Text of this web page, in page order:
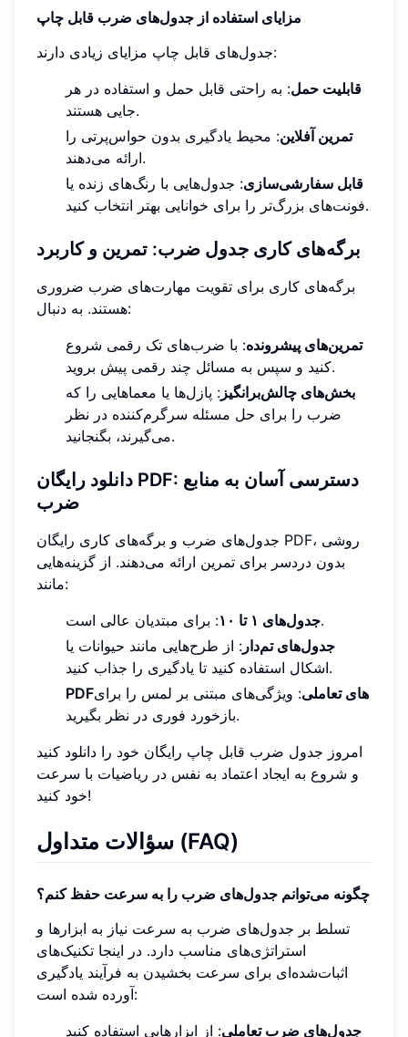
مزایای استفاده از جدول‌های ضرب قابل چاپ
جدول‌های قابل چاپ مزایای زیادی دارند:
قابلیت حمل: به راحتی قابل حمل و استفاده در هر
جایی هستند.
تمرین آفلاین: محیط یادگیری بدون حواس‌پرتی را
ارائه می‌دهند.
قابل سفارشی‌سازی: جدول‌هایی با رنگ‌های زنده یا
فونت‌های بزرگ‌تر را برای خوانایی بهتر انتخاب کنید.
برگه‌های کاری جدول ضرب: تمرین و کاربرد
برگه‌های کاری برای تقویت مهارت‌های ضرب ضروری
هستند. به دنبال:
تمرین‌های پیشرونده: با ضرب‌های تک رقمی شروع
کنید و سپس به مسائل چند رقمی پیش بروید.
بخش‌های چالش‌برانگیز : پازل‌ها یا معماهایی را که
ضرب را برای حل مسئله سرگرم‌کننده در نظر
می‌گیرند، بگنجانید.
دانلود رایگان PDF: دسترسی آسان به منابع
ضرب
جدول‌های ضرب و برگه‌های کاری رایگان PDF، روشی
بدون دردسر برای تمرین ارائه می‌دهند. از گزینه‌هایی
مانند:
جدول‌های ۱ تا ۱۰: برای مبتدیان عالی است.
جدول‌های تم‌دار : از طرح‌هایی مانند حیوانات یا
اشکال استفاده کنید تا یادگیری را جذاب کنید.
PDFهای تعاملی: ویژگی‌های مبتنی بر لمس را برای
بازخورد فوری در نظر بگیرید.
امروز جدول ضرب قابل چاپ رایگان خود را دانلود کنید
و شروع به ایجاد اعتماد به نفس در ریاضیات با سرعت
خود کنید!
سؤالات متداول (FAQ)
چگونه می‌توانم جدول‌های ضرب را به سرعت حفظ کنم؟
تسلط بر جدول‌های ضرب به سرعت نیاز به ابزارها و
استراتژی‌های مناسب دارد. در اینجا تکنیک‌های
اثبات‌شده‌ای برای سرعت بخشیدن به فرآیند یادگیری
آورده شده است:
جدول‌های ضرب تعاملی: از ابزارهایی استفاده کنید